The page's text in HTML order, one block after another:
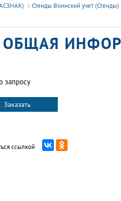
Стенды Воинский учет (Стенды)
ОБЩАЯ
запросу
Заказать
ссылкой